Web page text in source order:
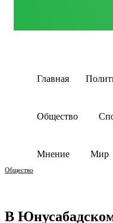
Главная
Общество
Мнение Мир
Общество
В